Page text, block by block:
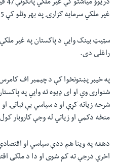
غیر ملکي سرمایه ګزارۍ په بهر وتلو کې 42.5 فیصدي اضافه شوې ده.
راغلی دی.
په خیبر پښتونخوا کې د چیمبر اف
شنواری وي او ای ډیوه ته وایي په
شرحه زیاته کړې او د سیاسي بې ثباتۍ او
منځه دکمي او زیاتي له وجې کاروبار
دهغه په وینا هم ددې سیاسي او
اخري درجې ته کم شوی او دا د ملکی